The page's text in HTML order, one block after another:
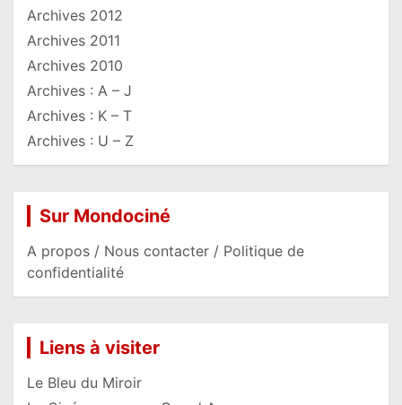
Archives 2012
Archives 2011
Archives 2010
Archives : A – J
Archives : K – T
Archives : U – Z
Sur Mondociné
A propos / Nous contacter / Politique de
confidentialité
Liens à visiter
Le Bleu du Miroir